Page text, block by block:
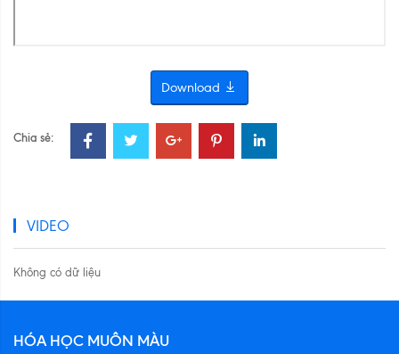
Download
Chia sẻ:
VIDEO
Không có dữ liệu
HÓA HỌC MUÔN MÀU